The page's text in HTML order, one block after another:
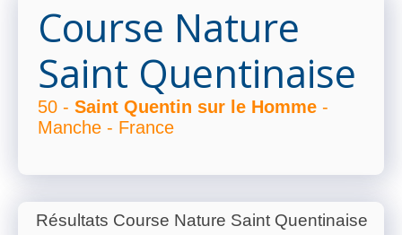
Course Nature
Saint Quentinaise
50 - Saint Quentin sur le Homme -
Manche - France
Résultats Course Nature Saint Quentinaise